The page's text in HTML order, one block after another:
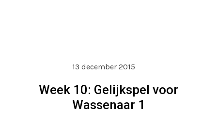
13 december 2015
Week 10: Gelijkspel voor
Wassenaar 1